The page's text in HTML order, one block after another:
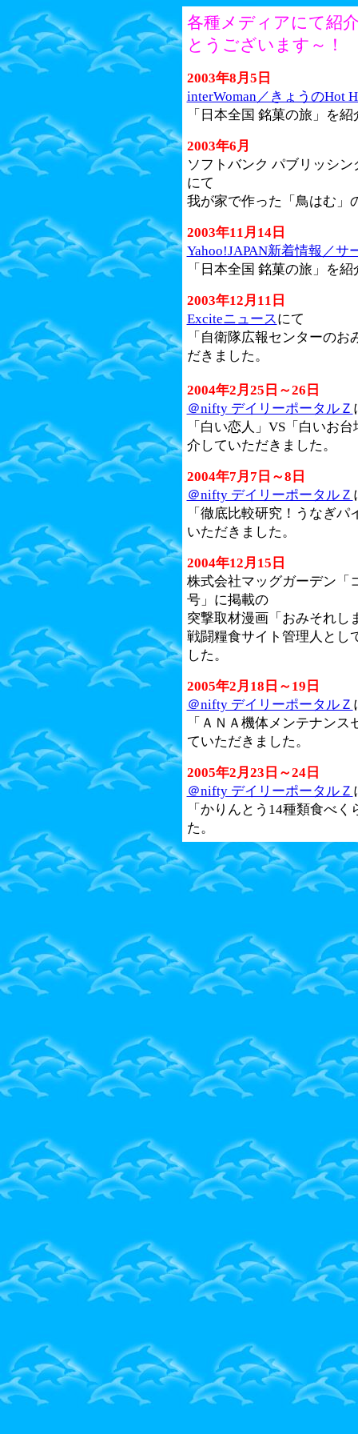
各種メディアにて紹
とうございます～！
2003年8月5日
interWoman／きょうのHot
「日本全国 銘菓の旅」を
2003年6月
ソフトバンク パブリッシン
にて
我が家で作った「鳥はむ」
2003年11月14日
Yahoo!JAPAN新着情報／
「日本全国 銘菓の旅」を
2003年12月11日
Exciteニュースにて
「自衛隊広報センターの
だきました。
2004年2月25日～26日
＠nifty デイリーポータルＺ
「白い恋人」VS「白いお
介していただきました。
2004年7月7日～8日
＠nifty デイリーポータルＺ
「徹底比較研究！うなぎ
いただきました。
2004年12月15日
株式会社マッグガーデン「
号」に掲載の
突撃取材漫画「おみそれし
戦闘糧食サイト管理人とし
した。
2005年2月18日～19日
＠nifty デイリーポータルＺ
「ＡＮＡ機体メンテナン
ていただきました。
2005年2月23日～24日
＠nifty デイリーポータルＺ
「かりんとう14種類食べ
た。